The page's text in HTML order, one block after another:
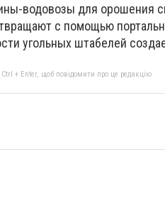
водовозы для орошения
с помощью
угольных штабелей
+ Enter, щоб повідомити про це редакцію